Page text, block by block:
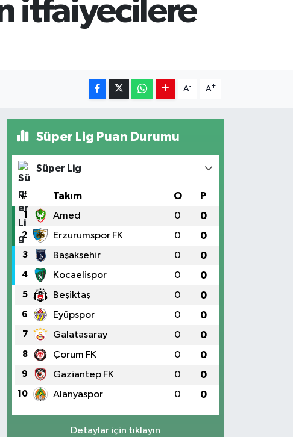
itfaiyecilere
A- A+
Süper Lig Puan Durumu
Süper Lig
# Takım O P
1 Amed 0 0
2 Erzurumspor FK 0 0
3 Başakşehir 0 0
4 Kocaelispor 0 0
5 Beşiktaş 0 0
6 Eyüpspor 0 0
7 Galatasaray 0 0
8 Çorum FK 0 0
9 Gaziantep FK 0 0
10 Alanyaspor 0 0
Detaylar için tıklayın